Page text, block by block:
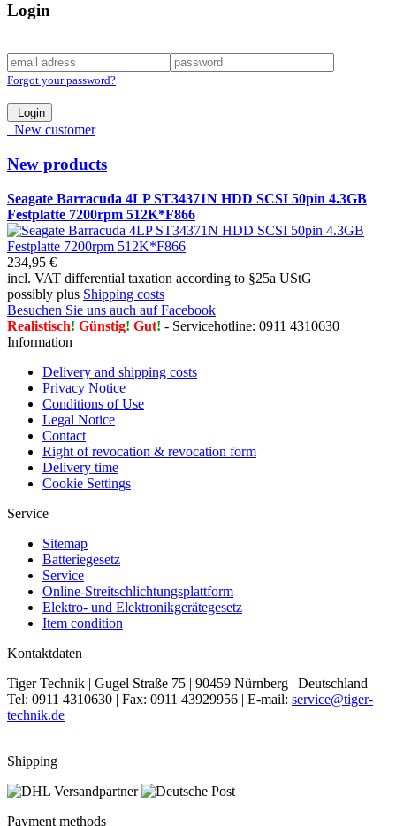
Login
Forgot your password?
Login
New customer
New products
Seagate Barracuda 4LP ST34371N HDD SCSI 50pin 4.3GB
Festplatte 7200rpm 512K*F866
234,95 €
incl. VAT differential taxation according to §25a UStG
possibly plus Shipping costs
Besuchen Sie uns auch auf Facebook
Realistisch! Günstig! Gut! - Servicehotline: 0911 4310630
Information
Delivery and shipping costs
Privacy Notice
Conditions of Use
Legal Notice
Contact
Right of revocation & revocation form
Delivery time
Cookie Settings
Service
Sitemap
Batteriegesetz
Service
Online-Streitschlichtungsplattform
Elektro- und Elektronikgerätegesetz
Item condition
Kontaktdaten
Tiger Technik | Gugel Straße 75 | 90459 Nürnberg | Deutschland
Tel: 0911 4310630 | Fax: 0911 43929956 | E-mail: service@tiger-
technik.de
Shipping
Payment methods